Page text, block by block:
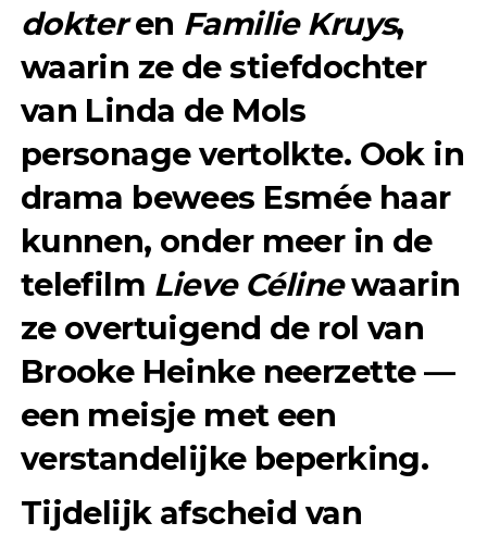
dokteren Familie Kruys,
waarin ze de stiefdochter
van Linda de Mols
personage vertolkte. Ook in
drama bewees Esmée haar
kunnen, onder meer in de
telefilm Lieve Célinewaarin
ze overtuigend de rol van
Brooke Heinke neerzette —
een meisje met een
verstandelijke beperking.
Tijdelijk afscheid van